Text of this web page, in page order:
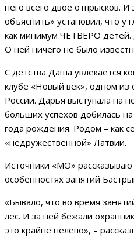
него всего двое отпрысков.
объяснить» установил, что у
как минимум ЧЕТВЕРО
О ней ничего не было
С детства Даша увлекается
клубе «Новый век», одном из
России. Дарья выступала на
больших успехов добилась
года рождения. Родом – как
«недружественной» Латвии.
Источники «МО»
особенностях занятий
«Бывало, что во время
лес. И за ней бежали
это крайне нелепо», –